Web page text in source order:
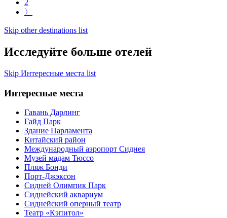
2
〉
Skip other destinations list
Исследуйте больше отелей
Skip Интересные места list
Интересные места
Гавань Дарлинг
Гайд Парк
Здание Парламента
Китайский район
Международный аэропорт Сиднея
Музей мадам Тюссо
Пляж Бонди
Порт-Джэксон
Сидней Олимпик Парк
Сиднейский аквариум
Сиднейский оперный театр
Театр «Кэпитол»